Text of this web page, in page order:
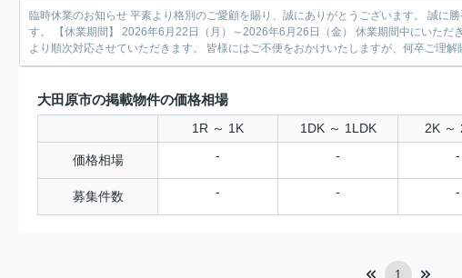
臨時休業のお知らせ 平素より格別のご愛顧を賜り、誠にありがとうございます。 誠に勝手ながら、社員旅行のため下記期間を休業とさせていただきま
す。 【休業期間】 2026年6月22日（月）～2026年6月26日（金） 休業期間中にいただきましたお問い合わせにつきましては、2026年6月27日（土）
より順次対応させていただきます。 皆様にはご不便をおかけいたしますが、何卒ご
大田原市の掲載物件の価格相場
1R ～ 1K 1DK ～ 1LDK 2K ～
価格相場 - - -
募集件数 - - -
1